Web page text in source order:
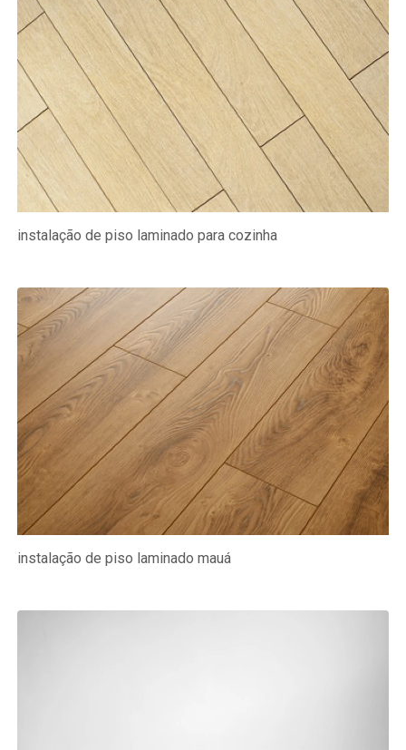
instalação de piso laminado para cozinha
instalação de piso laminado mauá